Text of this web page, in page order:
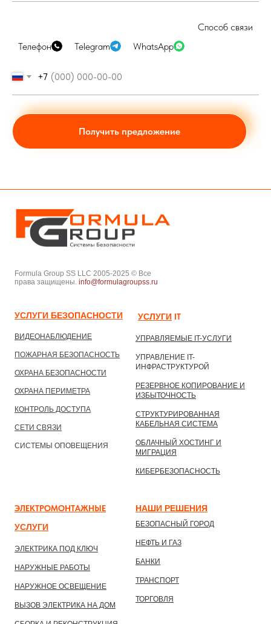
Способ связи
Телефон
Telegram WhatsApp
+7
Получить предложение
Formula Group SS LLC 2005-2025 © Все
права защищены. info@formulagroupss.ru
УСЛУГИ БЕЗОПАСНОСТИ
ВИДЕОНАБЛЮДЕНИЕ
ПОЖАРНАЯ БЕЗОПАСНОСТЬ
ОХРАНА БЕЗОПАСНОСТИ
ОХРАНА ПЕРИМЕТРА
КОНТРОЛЬ ДОСТУПА
СЕТИ СВЯЗИ
СИСТЕМЫ ОПОВЕЩЕНИЯ
IТ
УСЛУГИ
УПРАВЛЯЕМЫЕ IT-УСЛУГИ
УПРАВЛЕНИЕ IT-
ИНФРАСТРУКТУРОЙ
РЕЗЕРВНОЕ КОПИРОВАНИЕ И
ИЗБЫТОЧНОСТЬ
СТРУКТУРИРОВАННАЯ
КАБЕЛЬНАЯ СИСТЕМА
ОБЛАЧНЫЙ ХОСТИНГ И
МИГРАЦИЯ
КИБЕРБЕЗОПАСНОСТЬ
ЭЛЕКТРОМОНТАЖНЫЕ
УСЛУГИ
ЭЛЕКТРИКА ПОД КЛЮЧ
НАРУЖНЫЕ РАБОТЫ
НАРУЖНОЕ ОСВЕЩЕНИЕ
ВЫЗОВ ЭЛЕКТРИКА НА ДОМ
НАШИ РЕШЕНИЯ
БЕЗОПАСНЫЙ ГОРОД
НЕФТЬ И ГАЗ
БАНКИ
ТРАНСПОРТ
ТОРГОВЛЯ